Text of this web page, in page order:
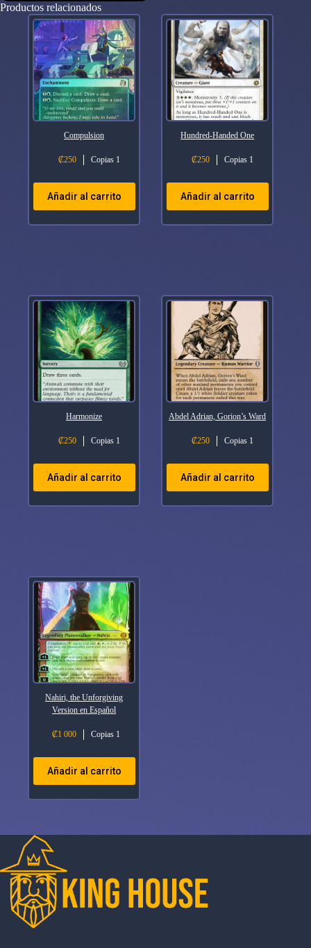
Productos relacionados
Compulsion
₡250 Copias 1
Añadir al carrito
Hundred-Handed One
₡250 Copias 1
Añadir al carrito
Harmonize
₡250 Copias 1
Añadir al carrito
Abdel Adrian, Gorion’s Ward
₡250 Copias 1
Añadir al carrito
Nahiri, the Unforgiving
Version en Español
₡1 000 Copias 1
Añadir al carrito